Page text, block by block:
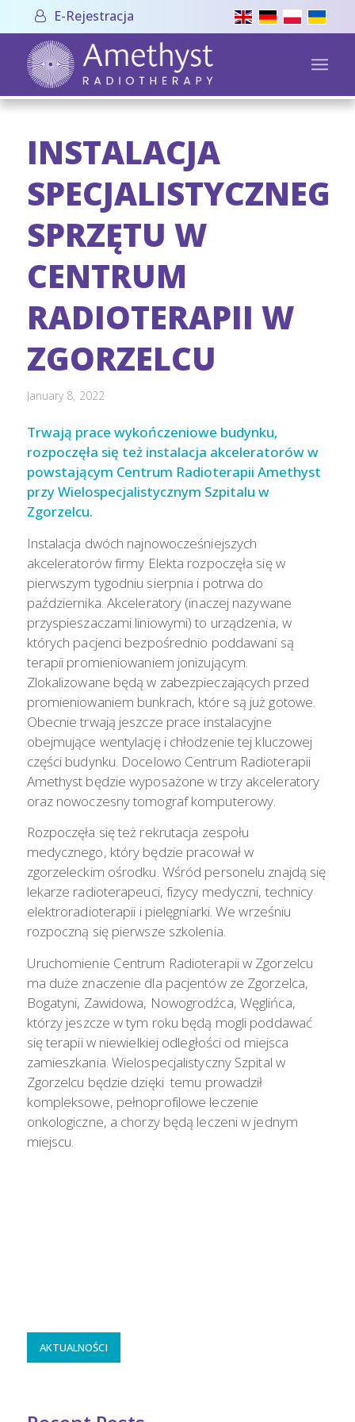
E-Rejestracja
INSTALACJA
SPRZĘTU W
CENTRUM
RADIOTERAPII W
ZGORZELCU
January 8, 2022
Trwają prace wykończeniowe budynku,
rozpoczęła się też instalacja akceleratorów w
powstającym Centrum Radioterapii Amethyst
przy Wielospecjalistycznym Szpitalu w
Zgorzelcu.
Instalacja dwóch najnowocześniejszych
akceleratorów firmy Elekta rozpoczęła się w
pierwszym tygodniu sierpnia i potrwa do
października. Akceleratory (inaczej nazywane
przyspieszaczami liniowymi) to urządzenia, w
których pacjenci bezpośrednio poddawani są
terapii promieniowaniem jonizującym.
Zlokalizowane będą w zabezpieczających przed
promieniowaniem bunkrach, które są już gotowe.
Obecnie trwają jeszcze prace instalacyjne
obejmujące wentylację i chłodzenie tej kluczowej
części budynku. Docelowo Centrum Radioterapii
Amethyst będzie wyposażone w trzy akceleratory
oraz nowoczesny tomograf komputerowy.
Rozpoczęła się też rekrutacja zespołu
medycznego, który będzie pracował w
zgorzeleckim ośrodku. Wśród personelu znajdą się
lekarze radioterapeuci, fizycy medyczni, technicy
elektroradioterapii i pielęgniarki. We wrześniu
rozpoczną się pierwsze szkolenia.
Uruchomienie Centrum Radioterapii w Zgorzelcu
ma duże znaczenie dla pacjentów ze Zgorzelca,
Bogatyni, Zawidowa, Nowogrodźca, Węglińca,
którzy jeszcze w tym roku będą mogli poddawać
się terapii w niewielkiej odległości od miejsca
zamieszkania. Wielospecjalistyczny Szpital w
Zgorzelcu będzie dzięki temu prowadził
kompleksowe, pełnoprofilowe leczenie
onkologiczne, a chorzy będą leczeni w jednym
miejscu.
AKTUALNOŚCI